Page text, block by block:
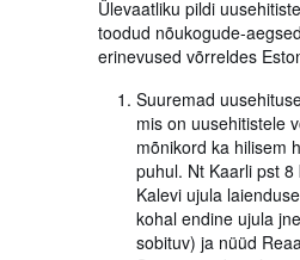
Ülevaatliku pildi
toodud nõukogude-
erinevused võrreldes
Suuremad
mis on uusehitistele
mõnikord ka hilisem
puhul. Nt Kaarli pst
Kalevi ujula
kohal endine ujula
sobituv) ja nüüd